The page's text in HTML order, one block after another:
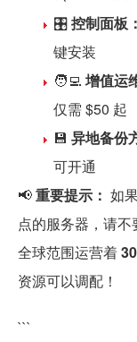
🎛️控制面板：
键安装
🧑‍💻 增值运
仅需 $50 起
💾 异地备份
可开通
📢重要提示： 如
点的服务器，请
全球范围运营着
资源可以调配！
```